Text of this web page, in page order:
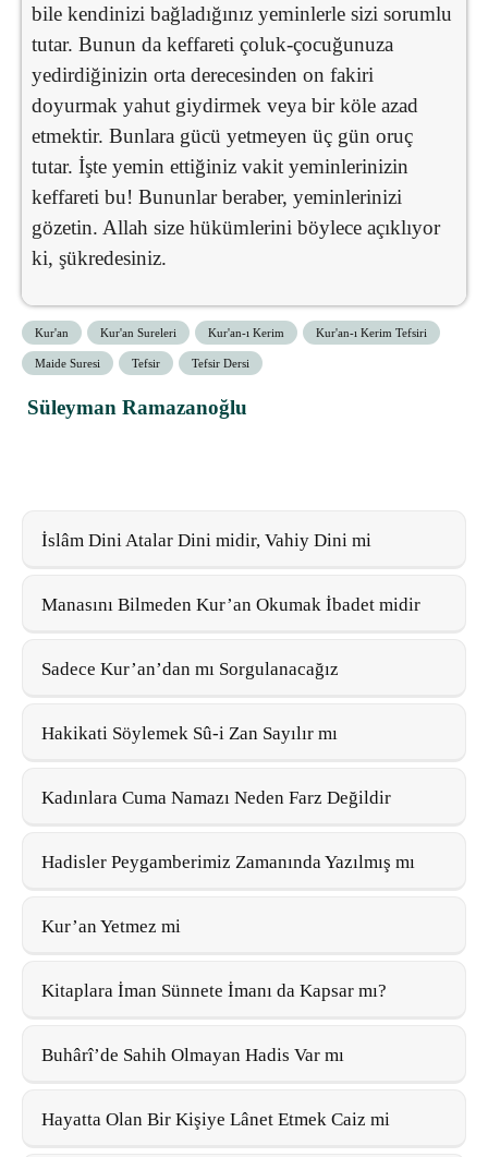
bile kendinizi bağladığınız yeminlerle sizi sorumlu
tutar. Bunun da keffareti çoluk-çocuğunuza
yedirdiğinizin orta derecesinden on fakiri
doyurmak yahut giydirmek veya bir köle azad
etmektir. Bunlara gücü yetmeyen üç gün oruç
tutar. İşte yemin ettiğiniz vakit yeminlerinizin
keffareti bu! Bununlar beraber, yeminlerinizi
gözetin. Allah size hükümlerini böylece açıklıyor
ki, şükredesiniz.
Kur'an Kur'an Sureleri Kur'an-ı Kerim Kur'an-ı Kerim Tefsiri
Maide Suresi Tefsir Tefsir Dersi
Süleyman Ramazanoğlu
İslâm Dini Atalar Dini midir, Vahiy Dini mi
Manasını Bilmeden Kur’an Okumak İbadet midir
Sadece Kur’an’dan mı Sorgulanacağız
Hakikati Söylemek Sû-i Zan Sayılır mı
Kadınlara Cuma Namazı Neden Farz Değildir
Hadisler Peygamberimiz Zamanında Yazılmış mı
Kur’an Yetmez mi
Kitaplara İman Sünnete İmanı da Kapsar mı?
Buhârî’de Sahih Olmayan Hadis Var mı
Hayatta Olan Bir Kişiye Lânet Etmek Caiz mi